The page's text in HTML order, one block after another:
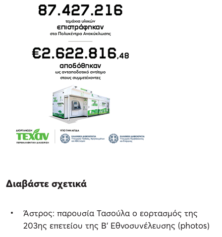
Διαβάστε σχετικά
Άστρος: παρουσία Τασούλα ο εορτασμός της
203ης επετείου της Β' Εθνοσυνέλευσης (photos)